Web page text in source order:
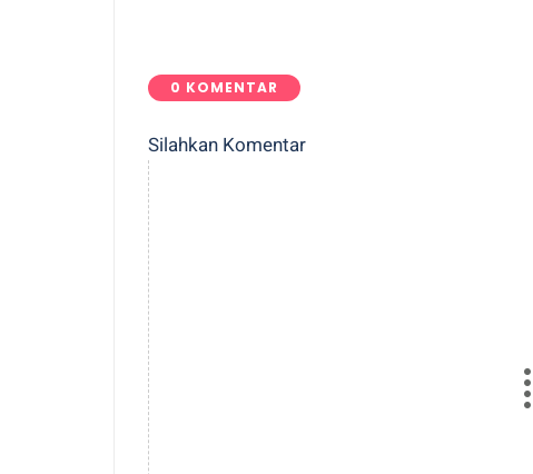
0 KOMENTAR
Silahkan Komentar